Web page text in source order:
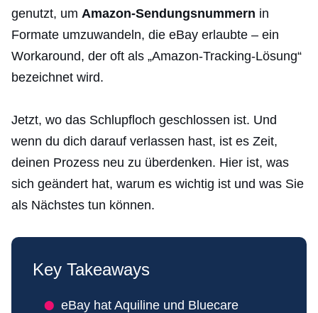
genutzt, um Amazon-Sendungsnummern in
Formate umzuwandeln, die eBay erlaubte – ein
Workaround, der oft als „Amazon-Tracking-Lösung“
bezeichnet wird.
Jetzt, wo das Schlupfloch geschlossen ist. Und
wenn du dich darauf verlassen hast, ist es Zeit,
deinen Prozess neu zu überdenken. Hier ist, was
sich geändert hat, warum es wichtig ist und was Sie
als Nächstes tun können.
Key Takeaways
eBay hat Aquiline und Bluecare